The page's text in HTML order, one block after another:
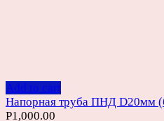
Add to cart
Напорная труба ПНД D20мм
Р1,000.00